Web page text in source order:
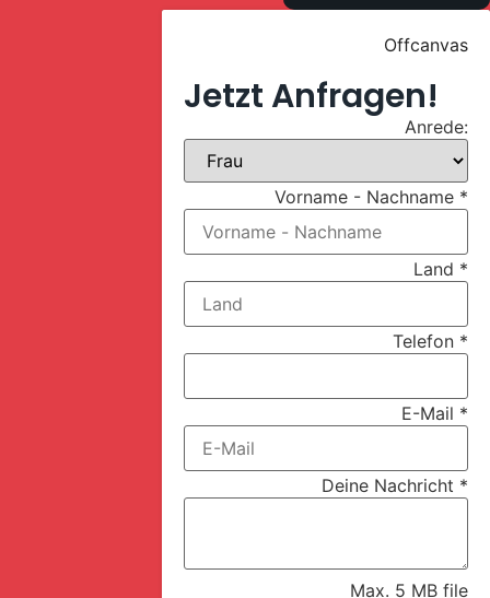
Offcanvas
Jetzt Anfragen!
Anrede:
Vorname - Nachname *
Land *
Telefon *
E-Mail *
Deine Nachricht *
Max. 5 MB file